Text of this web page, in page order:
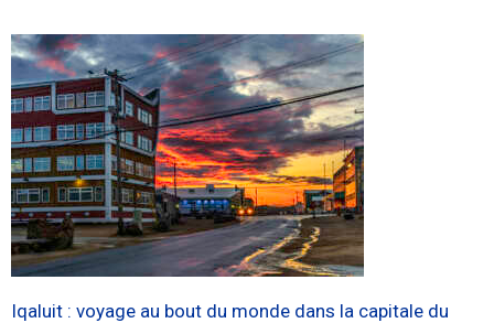
Iqaluit : voyage au bout du monde dans la capitale du